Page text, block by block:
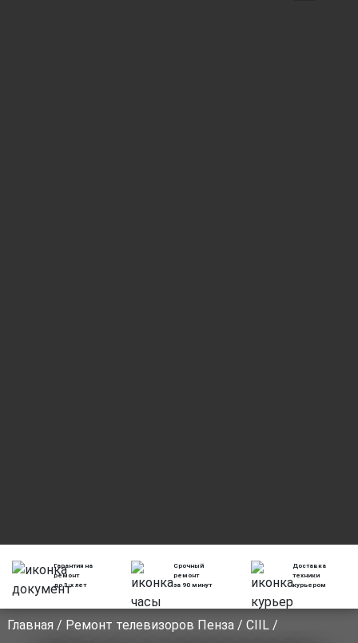
Гарантия на
ремонт
до 3-х лет
Срочный
ремонт
за 90 минут
Доставка
техники
курьером
Главная / Ремонт телевизоров Пенза/ CIIL/